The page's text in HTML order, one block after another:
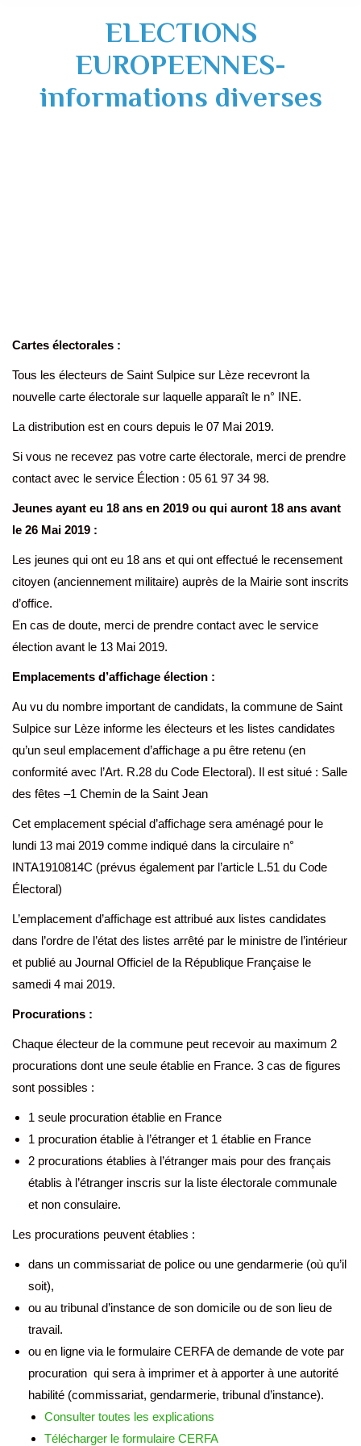
ELECTIONS
EUROPEENNES-
informations diverses
Cartes électorales :
Tous les électeurs de Saint Sulpice sur Lèze recevront la
nouvelle carte électorale sur laquelle apparaît le n° INE.
La distribution est en cours depuis le 07 Mai 2019.
Si vous ne recevez pas votre carte électorale, merci de prendre
contact avec le service Élection : 05 61 97 34 98.
Jeunes ayant eu 18 ans en 2019 ou qui auront 18 ans avant
le 26 Mai 2019 :
Les jeunes qui ont eu 18 ans et qui ont effectué le recensement
citoyen (anciennement militaire) auprès de la Mairie sont inscrits
d’office.
En cas de doute, merci de prendre contact avec le service
élection avant le 13 Mai 2019.
Emplacements d’affichage élection :
Au vu du nombre important de candidats, la commune de Saint
Sulpice sur Lèze informe les électeurs et les listes candidates
qu’un seul emplacement d’affichage a pu être retenu (en
conformité avec l’Art. R.28 du Code Electoral). Il est situé : Salle
des fêtes –1 Chemin de la Saint Jean
Cet emplacement spécial d’affichage sera aménagé pour le
lundi 13 mai 2019 comme indiqué dans la circulaire n°
INTA1910814C (prévus également par l’article L.51 du Code
Électoral)
L’emplacement d’affichage est attribué aux listes candidates
dans l’ordre de l’état des listes arrêté par le ministre de l’intérieur
et publié au Journal Officiel de la République Française le
samedi 4 mai 2019.
Procurations :
Chaque électeur de la commune peut recevoir au maximum 2
procurations dont une seule établie en France. 3 cas de figures
sont possibles :
1 seule procuration établie en France
1 procuration établie à l’étranger et 1 établie en France
2 procurations établies à l’étranger mais pour des français
établis à l’étranger inscris sur la liste électorale communale
et non consulaire.
Les procurations peuvent établies :
dans un commissariat de police ou une gendarmerie (où qu’il
soit),
ou au tribunal d’instance de son domicile ou de son lieu de
travail.
ou en ligne via le formulaire CERFA de demande de vote par
procuration qui sera à imprimer et à apporter à une autorité
habilité (commissariat, gendarmerie, tribunal d’instance).
Consulter toutes les explications
Télécharger le formulaire CERFA